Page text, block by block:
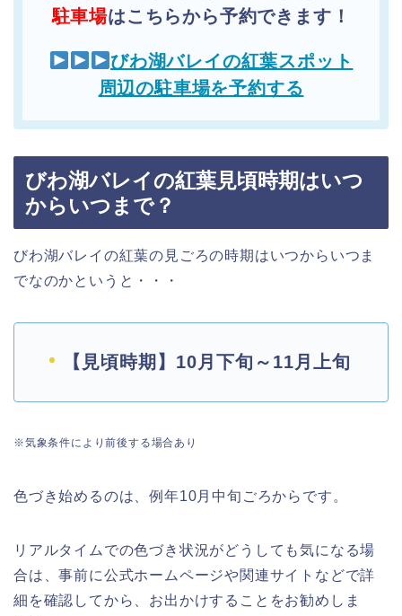
駐車場はこちらから予約できます！
びわ湖バレイの紅葉スポット
周辺の駐車場を予約する
びわ湖バレイの紅葉見頃時期はいつ
からいつまで？
びわ湖バレイの紅葉の見ごろの時期はいつからいつま
でなのかというと・・・
【見頃時期】10月下旬～11月上旬
※気象条件により前後する場合あり
色づき始めるのは、例年10月中旬ごろからです。
リアルタイムでの色づき状況がどうしても気になる場
合は、事前に公式ホームページや関連サイトなどで詳
細を確認してから、お出かけすることをお勧めし ま